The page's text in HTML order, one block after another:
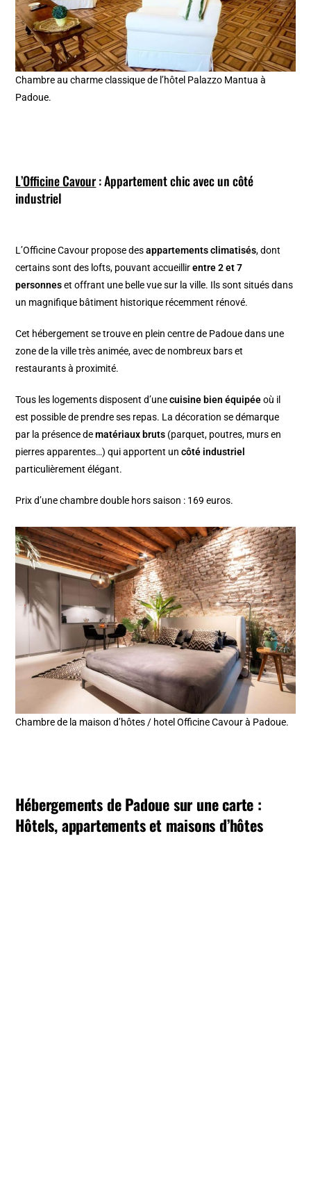
Chambre au charme classique de l’hôtel Palazzo Mantua à
Padoue.
L’Officine Cavour: Appartement chic avec un côté
industriel
L’Officine Cavour propose desappartements climatisés, dont
certains sont des lofts, pouvant accueillirentre 2 et 7
personneset offrant une belle vue sur la ville. Ils sont situés dans
un magnifique bâtiment historique récemment rénové.
Cet hébergement se trouve en plein centre de Padoue dans une
zone de la ville très animée, avec de nombreux bars et
restaurants à proximité.
Tous les logements disposent d’unecuisine bien équipéeoù il
est possible de prendre ses repas. La décoration se démarque
par la présence dematériaux bruts (parquet, poutres, murs en
pierres apparentes…) qui apportent un côté industriel
particulièrement élégant.
Prix d’une chambre double hors saison : 169 euros.
Chambre de la maison d’hôtes / hotel Officine Cavour à Padoue.
Hébergements de Padoue sur une carte :
Hôtels, appartements et maisons d’hôtes